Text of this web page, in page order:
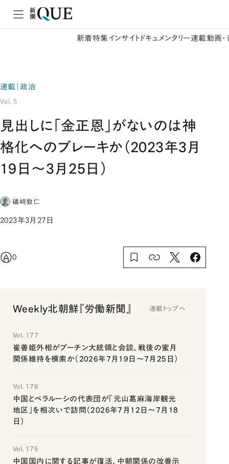
新着特集 インサイト ドキュメンタリー 連載動画
連載｜政治
Vol. 5
見出しに「金正恩」がないのは神
格化へのブレーキか（2023年3月
19日～3月25日）
礒﨑敦仁
2023年3月27日
0
Weekly北朝鮮『労働新聞』 連載トップへ
Vol. 177
崔善姫外相がプーチン大統領と会談、戦後の蜜月
関係維持を模索か（2026年7月19日～7月25日）
Vol. 176
中国とベラルーシの代表団が「元山葛麻海岸観光
地区」を相次いで訪問（2026年7月12日～7月18
日）
Vol. 175
中国国内に関する記事が復活、中朝関係の改善示